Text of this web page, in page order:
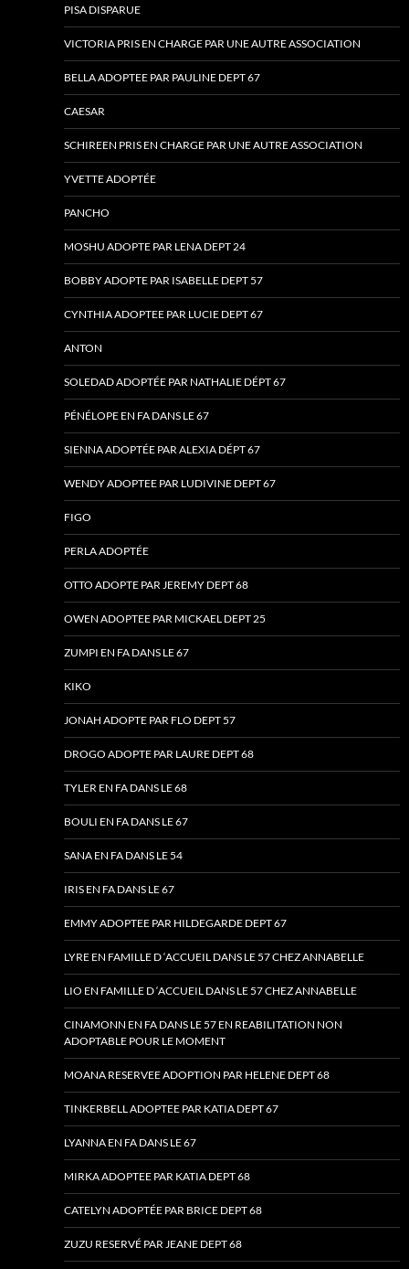
PISA DISPARUE
VICTORIA PRIS EN CHARGE PAR UNE AUTRE ASSOCIATION
BELLA ADOPTEE PAR PAULINE DEPT 67
CAESAR
SCHIREEN PRIS EN CHARGE PAR UNE AUTRE ASSOCIATION
YVETTE ADOPTÉE
PANCHO
MOSHU ADOPTE PAR LENA DEPT 24
BOBBY ADOPTE PAR ISABELLE DEPT 57
CYNTHIA ADOPTEE PAR LUCIE DEPT 67
ANTON
SOLEDAD ADOPTÉE PAR NATHALIE DÉPT 67
PÉNÉLOPE EN FA DANS LE 67
SIENNA ADOPTÉE PAR ALEXIA DÉPT 67
WENDY ADOPTEE PAR LUDIVINE DEPT 67
FIGO
PERLA ADOPTÉE
OTTO ADOPTE PAR JEREMY DEPT 68
OWEN ADOPTEE PAR MICKAEL DEPT 25
ZUMPI EN FA DANS LE 67
KIKO
JONAH ADOPTE PAR FLO DEPT 57
DROGO ADOPTE PAR LAURE DEPT 68
TYLER EN FA DANS LE 68
BOULI EN FA DANS LE 67
SANA EN FA DANS LE 54
IRIS EN FA DANS LE 67
EMMY ADOPTEE PAR HILDEGARDE DEPT 67
LYRE EN FAMILLE D ‘ACCUEIL DANS LE 57 CHEZ ANNABELLE
LIO EN FAMILLE D ‘ACCUEIL DANS LE 57 CHEZ ANNABELLE
CINAMONN EN FA DANS LE 57 EN REABILITATION NON
ADOPTABLE POUR LE MOMENT
MOANA RESERVEE ADOPTION PAR HELENE DEPT 68
TINKERBELL ADOPTEE PAR KATIA DEPT 67
LYANNA EN FA DANS LE 67
MIRKA ADOPTEE PAR KATIA DEPT 68
CATELYN ADOPTÉE PAR BRICE DEPT 68
ZUZU RESERVÉ PAR JEANE DEPT 68